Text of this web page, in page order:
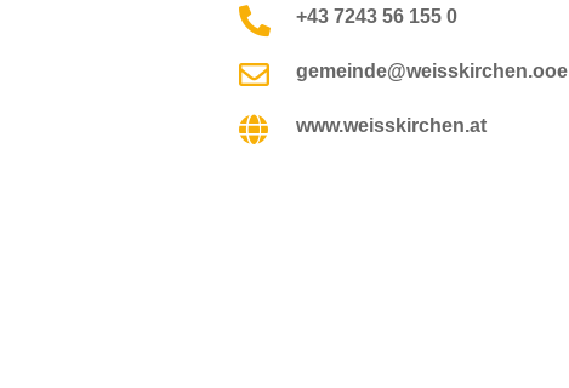
 +43 7243 56 155 0

 www.weisskirchen.at